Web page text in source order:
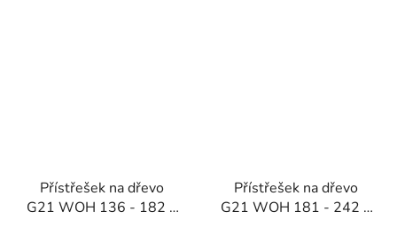
Přístřešek na dřevo
G21 WOH 136 - 182 x
Přístřešek na dřevo
G21 WOH 181 - 242 x